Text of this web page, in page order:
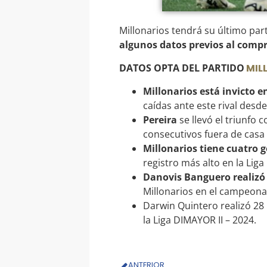
Millonarios tendrá su último
algunos datos previos al
DATOS OPTA DEL PARTIDO
Millonarios está invicto
caídas ante este rival
Pereira se llevó el triunfo
consecutivos fuera de
Millonarios tiene cuatro
registro más alto en la
Danovis Banguero
Millonarios en el
Darwin Quintero realizó
la Liga DIMAYOR II – 2024.
ANTERIOR